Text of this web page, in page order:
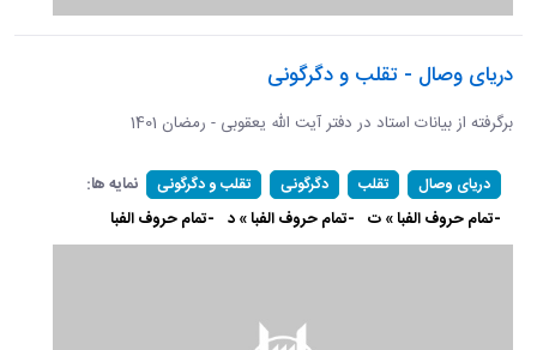
دریای وصال - تقلب و دگرگونی
برگرفته از بیانات استاد در دفتر آیت الله یعقوبی - رمضان 1401
دریای وصال تقلب دگرگونی تقلب و دگرگونی
نمایه ها:
-تمام حروف الفبا » ت -تمام حروف الفبا » د -تمام حروف الفبا